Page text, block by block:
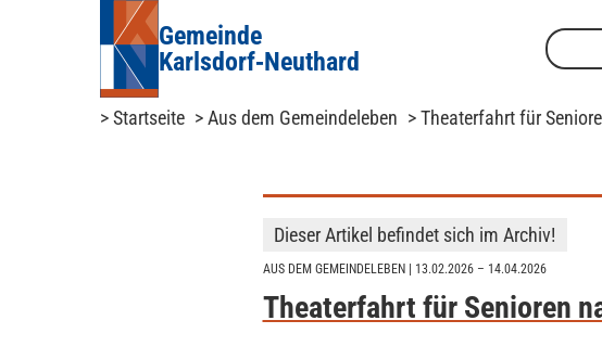
Gemeinde
Karlsdorf‑Neuthard
> Startseite > Aus dem Gemeindeleben > Theaterfahrt für
Dieser Artikel befindet sich im Archiv!
AUS DEM GEMEINDELEBEN| 13.02.2026 – 14.04.2026
Theaterfahrt für Senioren